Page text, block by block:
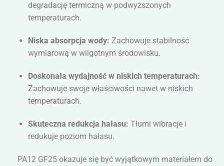
degradację termiczną w podwyższonych
temperaturach.
Niska absorpcja wody: Zachowuje stabilność
wymiarową w wilgotnym środowisku.
Doskonała wydajność w niskich temperaturach:
Zachowuje swoje właściwości nawet w niskich
temperaturach.
Skuteczna redukcja hałasu: Tłumi wibracje i
redukuje poziom hałasu.
PA12 GF25 okazuje się być wyjątkowym materiałem do